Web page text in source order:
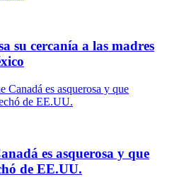
su cercanía a las madres
es asquerosa y que
de EE.UU.